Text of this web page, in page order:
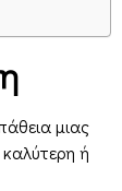
μιας
ή